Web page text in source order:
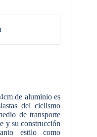
de aluminio es
del ciclismo
de transporte
y su construcción
estilo como